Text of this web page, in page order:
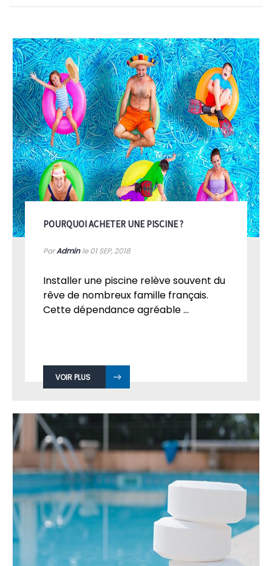
POURQUOI ACHETER UNE PISCINE ?
ParAdminle 01SEP, 2018
Installer une piscine relève souvent du
rêve de nombreux famille français.
Cette dépendance agréable ...
VOIR PLUS